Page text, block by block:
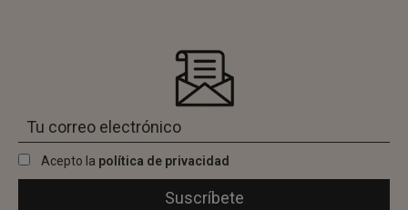
Acepto la política de privacidad